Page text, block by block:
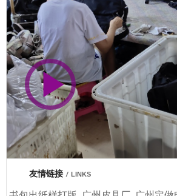
市商会会员单位
广州基基皮具有限公司 车间视频展示